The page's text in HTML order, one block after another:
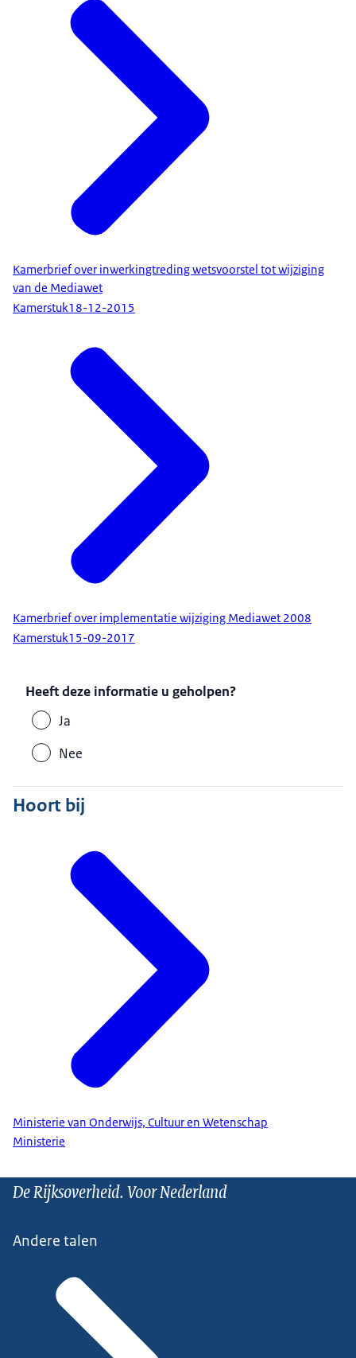
Kamerbrief over inwerkingtreding wetsvoorstel tot wijziging
van de Mediawet
Kamerstuk18-12-2015
Kamerbrief over implementatie wijziging Mediawet 2008
Kamerstuk15-09-2017
Heeft deze informatie u geholpen?
Ja
Nee
Hoort bij
Ministerie van Onderwijs, Cultuur en Wetenschap
Ministerie
De Rijksoverheid. Voor Nederland
Andere talen